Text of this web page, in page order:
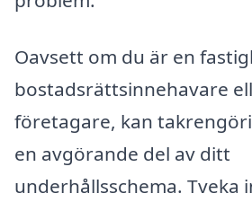
Oavsett om du är en
bostadsrättsinnehavare
företagare, kan
en avgörande del av ditt
underhållsschema. Tveka